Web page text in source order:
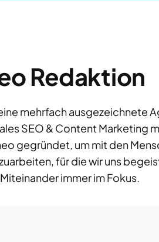
Redaktion
mehrfach ausgezeichnete
SEO & Content Marketing
gegründet, um mit den
für die wir uns
immer im Fokus.